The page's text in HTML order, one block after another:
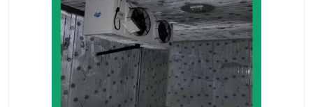
价
南充冻库设计,南充冻库安 遂宁冻库
资阳冻库，资阳冻库安装 泸州冻库，泸州冷库
乐山冻库,乐山保鲜冷库 自贡冻库组装